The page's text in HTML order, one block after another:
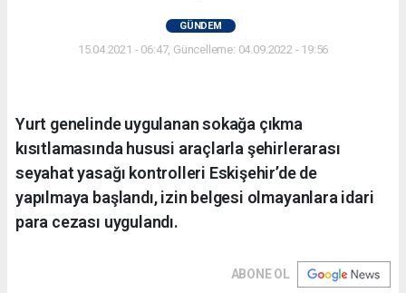
GÜNDEM
15.04.2021 - 06:47, Güncelleme: 04.09.2022 - 19:56
Yurt genelinde uygulanan sokağa çıkma
kısıtlamasında hususi araçlarla şehirlerarası
seyahat yasağı kontrolleri Eskişehir’de de
yapılmaya başlandı, izin belgesi olmayanlara idari
para cezası uygulandı.
ABONE OL